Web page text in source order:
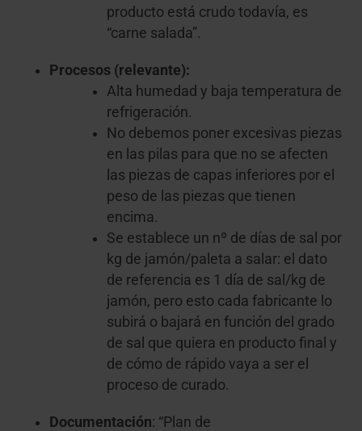
producto está crudo todavía, es
“carne salada”.
Procesos (relevante):
Alta humedad y baja temperatura de
refrigeración.
No debemos poner excesivas piezas
en las pilas para que no se afecten
las piezas de capas inferiores por el
peso de las piezas que tienen
encima.
Se establece un nº de días de sal por
kg de jamón/paleta a salar: el dato
de referencia es 1 día de sal/kg de
jamón, pero esto cada fabricante lo
subirá o bajará en función del grado
de sal que quiera en producto final y
de cómo de rápido vaya a ser el
proceso de curado.
Documentación: “Plan de